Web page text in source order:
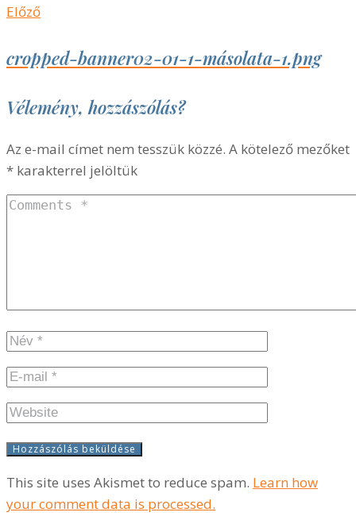
Előző
cropped-banner02-01-1-másolata-1.png
Vélemény, hozzászólás?
Az e-mail címet nem tesszük közzé. A kötelező mezőket
* karakterrel jelöltük
This site uses Akismet to reduce spam. Learn how
your comment data is processed.